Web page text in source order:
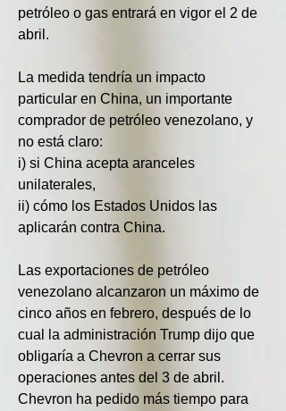
petróleo o gas entrará en vigor el 2 de
abril.
La medida tendría un impacto
particular en China, un importante
comprador de petróleo venezolano, y
no está claro:
i) si China acepta aranceles
unilaterales,
ii) cómo los Estados Unidos las
aplicarán contra China.
Las exportaciones de petróleo
venezolano alcanzaron un máximo de
cinco años en febrero, después de lo
cual la administración Trump dijo que
obligaría a Chevron a cerrar sus
operaciones antes del 3 de abril.
Chevron ha pedido más tiempo para